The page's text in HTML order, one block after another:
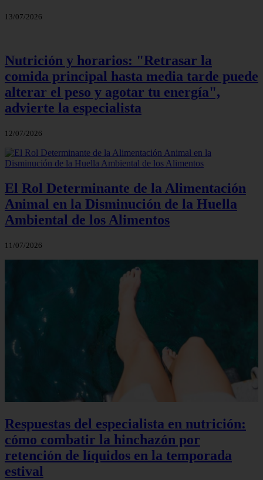
13/07/2026
Nutrición y horarios: "Retrasar la
comida principal hasta media tarde puede
alterar el peso y agotar tu energía",
advierte la especialista
12/07/2026
El Rol Determinante de la Alimentación
Animal en la Disminución de la Huella
Ambiental de los Alimentos
11/07/2026
Respuestas del especialista en nutrición:
cómo combatir la hinchazón por
retención de líquidos en la temporada
estival